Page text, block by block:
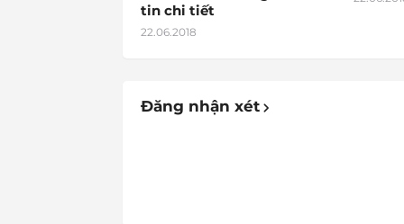
tin chi tiết
22.06.2018
Đăng nhận xét